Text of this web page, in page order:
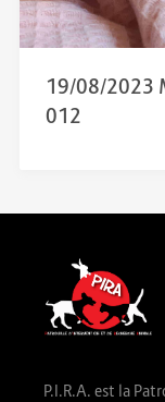
19/08/2023
012
P.I.R.A. est la